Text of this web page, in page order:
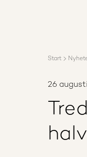
Start
26